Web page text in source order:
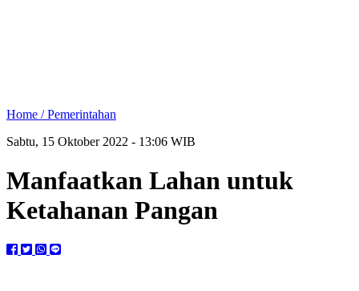
Home /Pemerintahan
Sabtu, 15 Oktober 2022 - 13:06 WIB
Manfaatkan Lahan untuk
Ketahanan Pangan